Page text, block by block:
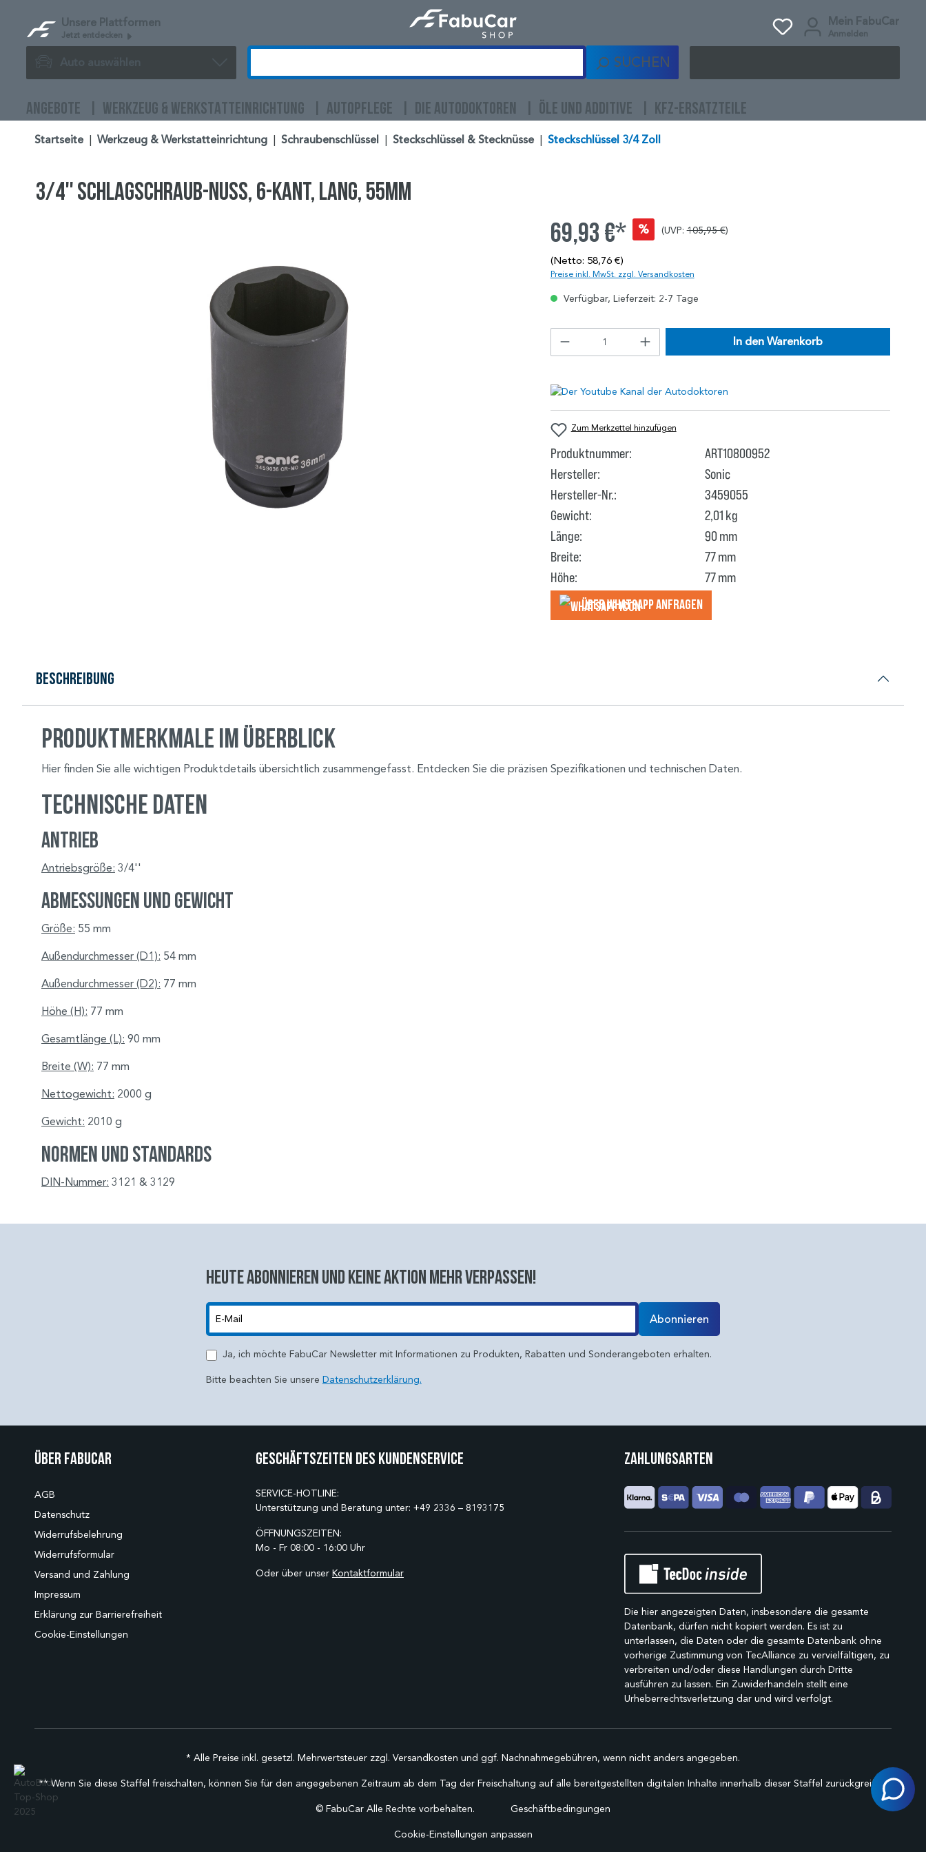
Unsere Plattformen
Jetzt entdecken
Mein FabuCar
Anmelden
Auto auswählen SUCHEN
ANGEBOTE WERKZEUG & WERKSTATTEINRICHTUNG AUTOPFLEGE DIE AUTODOKTOREN ÖLE UND ADDITIVE KFZ-ERSATZTEILE
Startseite Werkzeug & Werkstatteinrichtung Schraubenschlüssel Steckschlüssel & Stecknüsse Steckschlüssel 3/4 Zoll
3/4'' Schlagschraub-Nuss, 6-kant, lang, 55mm
69,93 €* % (UVP:105,95 €)
(Netto: 58,76 €)
Preise inkl. MwSt. zzgl. Versandkosten
Verfügbar, Lieferzeit: 2-7 Tage
In den Warenkorb
Zum Merkzettel hinzufügen
Produktnummer:
ART10800952
Hersteller:
Sonic
Hersteller-Nr.:
3459055
Gewicht:
2,01 kg
Länge:
90 mm
Breite:
77 mm
Höhe:
77 mm
Über WhatsApp anfragеn
Beschreibung
Produktmerkmale im Überblick
Hier finden Sie alle wichtigen Produktdetails übersichtlich zusammengefasst. Entdecken Sie die präzisen Spezifikationen und technischen Daten.
Technische Daten
Antrieb
Antriebsgröße: 3/4''
Abmessungen und Gewicht
Größe: 55 mm
Außendurchmesser (D1): 54 mm
Außendurchmesser (D2): 77 mm
Höhe (H): 77 mm
Gesamtlänge (L): 90 mm
Breite (W): 77 mm
Nettogewicht: 2000 g
Gewicht: 2010 g
Normen und Standards
DIN-Nummer: 3121 & 3129
Heute abonnieren und keine aktion mehr verpassen!
Abonnieren
Ja, ich möchte FabuCar Newsletter mit Informationen zu Produkten, Rabatten und Sonderangeboten erhalten.
Bitte beachten Sie unsere Datenschutzerklärung.
Über Fabucar
AGB
Datenschutz
Widerrufsbelehrung
Widerrufsformular
Versand und Zahlung
Impressum
Erklärung zur Barrierefreiheit
Cookie-Einstellungen
Geschäftszeiten des Kundenservice
SERVICE-HOTLINE:
Unterstützung und Beratung unter: +49 2336 – 8193175
ÖFFNUNGSZEITEN:
Mo - Fr 08:00 - 16:00 Uhr
Oder über unser Kontaktformular
Zahlungsarten
Die hier angezeigten Daten, insbesondere die gesamte
Datenbank, dürfen nicht kopiert werden. Es ist zu
unterlassen, die Daten oder die gesamte Datenbank ohne
vorherige Zustimmung von TecAlliance zu vervielfältigen, zu
verbreiten und/oder diese Handlungen durch Dritte
ausführen zu lassen. Ein Zuwiderhandeln stellt eine
Urheberrechtsverletzung dar und wird verfolgt.
* Alle Preise inkl. gesetzl. Mehrwertsteuer zzgl. Versandkosten und ggf. Nachnahmegebühren, wenn nicht anders angegeben.
** Wenn Sie diese Staffel freischalten, können Sie für den angegebenen Zeitraum ab dem Tag der Freischaltung auf alle bereitgestellten digitalen Inhalte innerhalb dieser Staffel zurückgreifen.
© FabuCar Alle Rechte vorbehalten. Geschäftbedingungen
Cookie-Einstellungen anpassen